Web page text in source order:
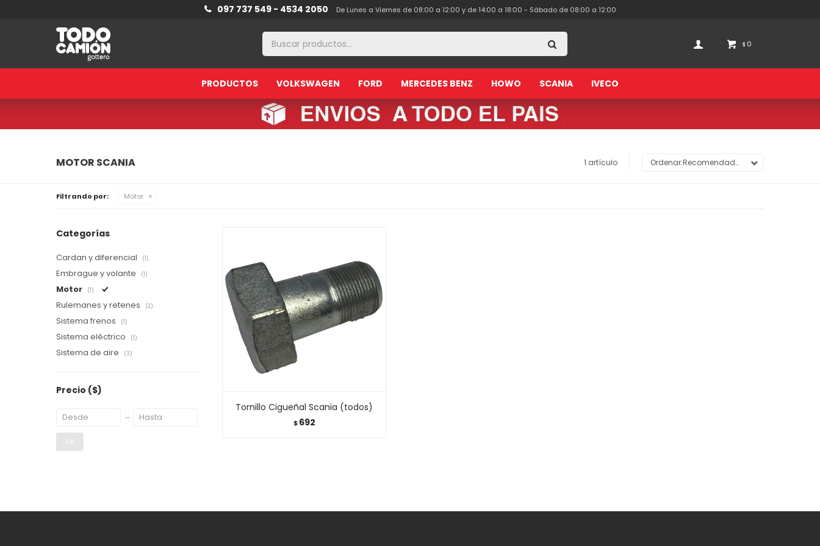
PRODUCTOS VOLKSWAGEN FORD MERCEDES BENZ HOWO SCANIA IVECO
$ 0
097 737 549 - 4534 2050 De Lunes a Viernes de 08:00 a 12:00 y de 14:00 a 18:00 - Sábado de 08:00 a 12:00
MOTOR SCANIA 1 artículo Recomendados
Filtrando por: Motor
Tornillo Cigueñal Scania (todos)
$ 692
Categorías
Cardan y diferencial (1)
Embrague y volante (1)
Motor (1)
Rulemanes y retenes (2)
Sistema frenos (1)
Sistema eléctrico (1)
Sistema de aire (3)
Precio ($)
OK